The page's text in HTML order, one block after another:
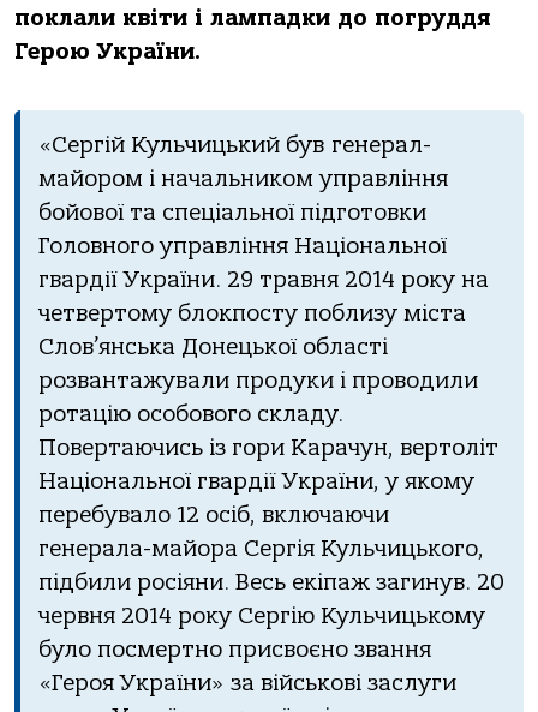
поклали квіти і лампадки до погруддя
Герою України.
«Сергій Кульчицький був генерал-
майором і начальником управління
бойової та спеціальної підготовки
Головного управління Національної
гвардії України. 29 травня 2014 року на
четвертому блокпосту поблизу міста
Слов’янська Донецької області
розвантажували продуки і проводили
ротацію особового складу.
Повертаючись із гори Карачун, вертоліт
Національної гвардії України, у якому
перебувало 12 осіб, включаючи
генерала-майора Сергія Кульчицького,
підбили росіяни. Весь екіпаж загинув. 20
червня 2014 року Сергію Кульчицькому
було посмертно присвоєно звання
«Героя України» за військові заслуги